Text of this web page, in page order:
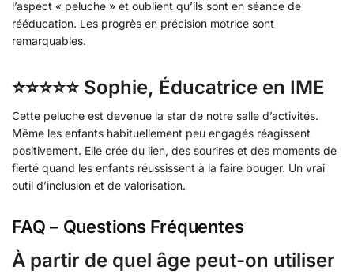
l’aspect « peluche » et oublient qu’ils sont en séance de
rééducation. Les progrès en précision motrice sont
remarquables.
⭐⭐⭐⭐⭐ Sophie, Éducatrice en IME
Cette peluche est devenue la star de notre salle d’activités.
Même les enfants habituellement peu engagés réagissent
positivement. Elle crée du lien, des sourires et des moments de
fierté quand les enfants réussissent à la faire bouger. Un vrai
outil d’inclusion et de valorisation.
FAQ – Questions Fréquentes
À partir de quel âge peut-on utiliser